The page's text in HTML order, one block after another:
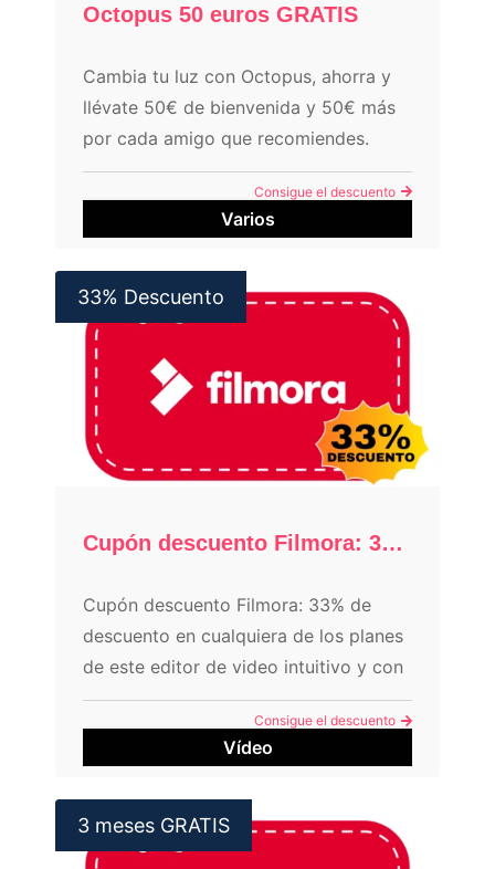
Octopus 50 euros GRATIS
Cambia tu luz con Octopus, ahorra y
llévate 50€ de bienvenida y 50€ más
por cada amigo que recomiendes.
Consigue el descuento
Varios
33% Descuento
Cupón descuento Filmora: 33%
Cupón descuento Filmora: 33% de
descuento en cualquiera de los planes
de este editor de video intuitivo y con
variedad de efectos divertidos.
Consigue el descuento
Vídeo
3 meses GRATIS